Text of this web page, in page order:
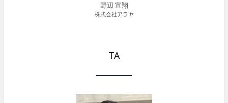
野辺 宣翔
株式会社アラヤ
TA